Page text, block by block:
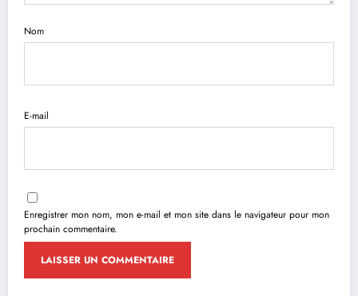
Nom
E-mail
Enregistrer mon nom, mon e-mail et mon site dans le navigateur pour mon
prochain commentaire.